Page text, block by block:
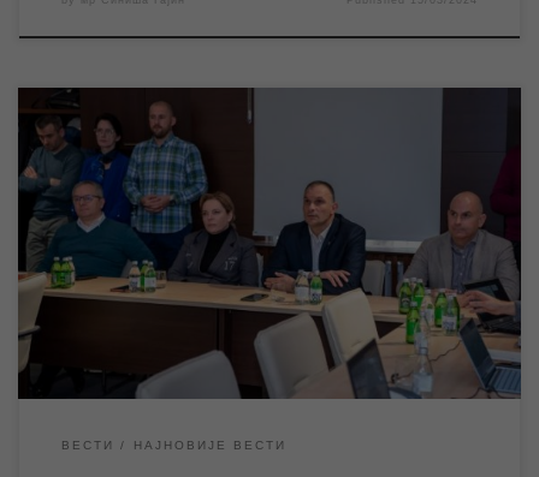
У мултимедијалној сали ЈКП „Водовод и канализација“
Зрењанин у четвртак 14. марта је одржана презентација
прoјекта смањења губитака воде у градској водоводној
мрежи. Пројекат смањења губитака воде у мрежи финансиран
је од стране Метита, а урадила га је фирма „Дуроеци“ из
Португалије уз учешће стручних служби ЈКП „Водовод и
ВЕСТИ НАЈНОВИЈЕ ВЕСТИ